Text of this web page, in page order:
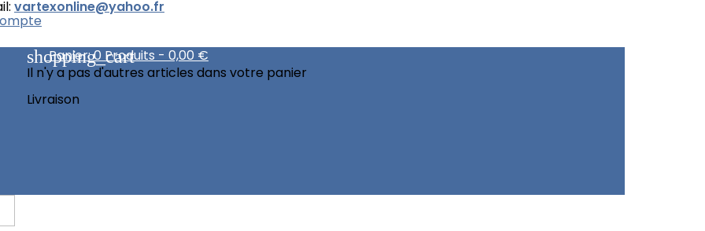
vartexonline@yahoo.fr
shopping_cart
Panier:0 Produits - 0,00 €
Il n'y a pas d'autres articles dans votre panier
Livraison